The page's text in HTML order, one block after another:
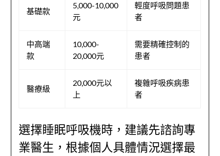
基礎款
5,000-10,000
元
輕度呼吸問題患
者
中高端
款
10,000-
20,000元
需要精確控制的
患者
醫療級
20,000元以
上
複雜呼吸疾病患
者
選擇睡眠呼吸機時，建議先諮詢專
業醫生，根據個人具體情況選擇最